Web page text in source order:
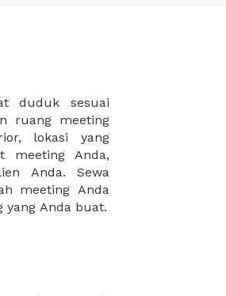
yang Anda buat.